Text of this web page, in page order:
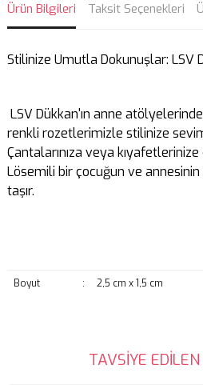
Ürün Bilgileri Taksit Seçenekleri
Stilinize Umutla Dokunuşlar: LSV
LSV Dükkan'ın anne
renkli rozetlerimizle stilinize
Çantalarınıza veya
Lösemili bir çocuğun ve
taşır.
Boyut : 2,5 cm x 1,5 cm
Bu ürünün fiyat bilgisi, resim, ürün
konularda yetersiz gördüğünüz
TAVSİYE EDİLEN